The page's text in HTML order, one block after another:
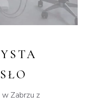
Zabrzu z